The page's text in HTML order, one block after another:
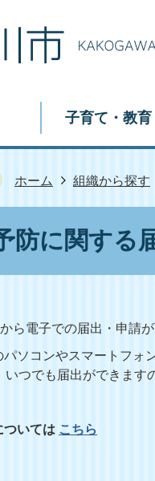
子育て・教育
ホーム 組織から探す
防に関する
ら電子での届出・申請が
ソコンやスマートフォ
つでも届出ができます
ついては こちら